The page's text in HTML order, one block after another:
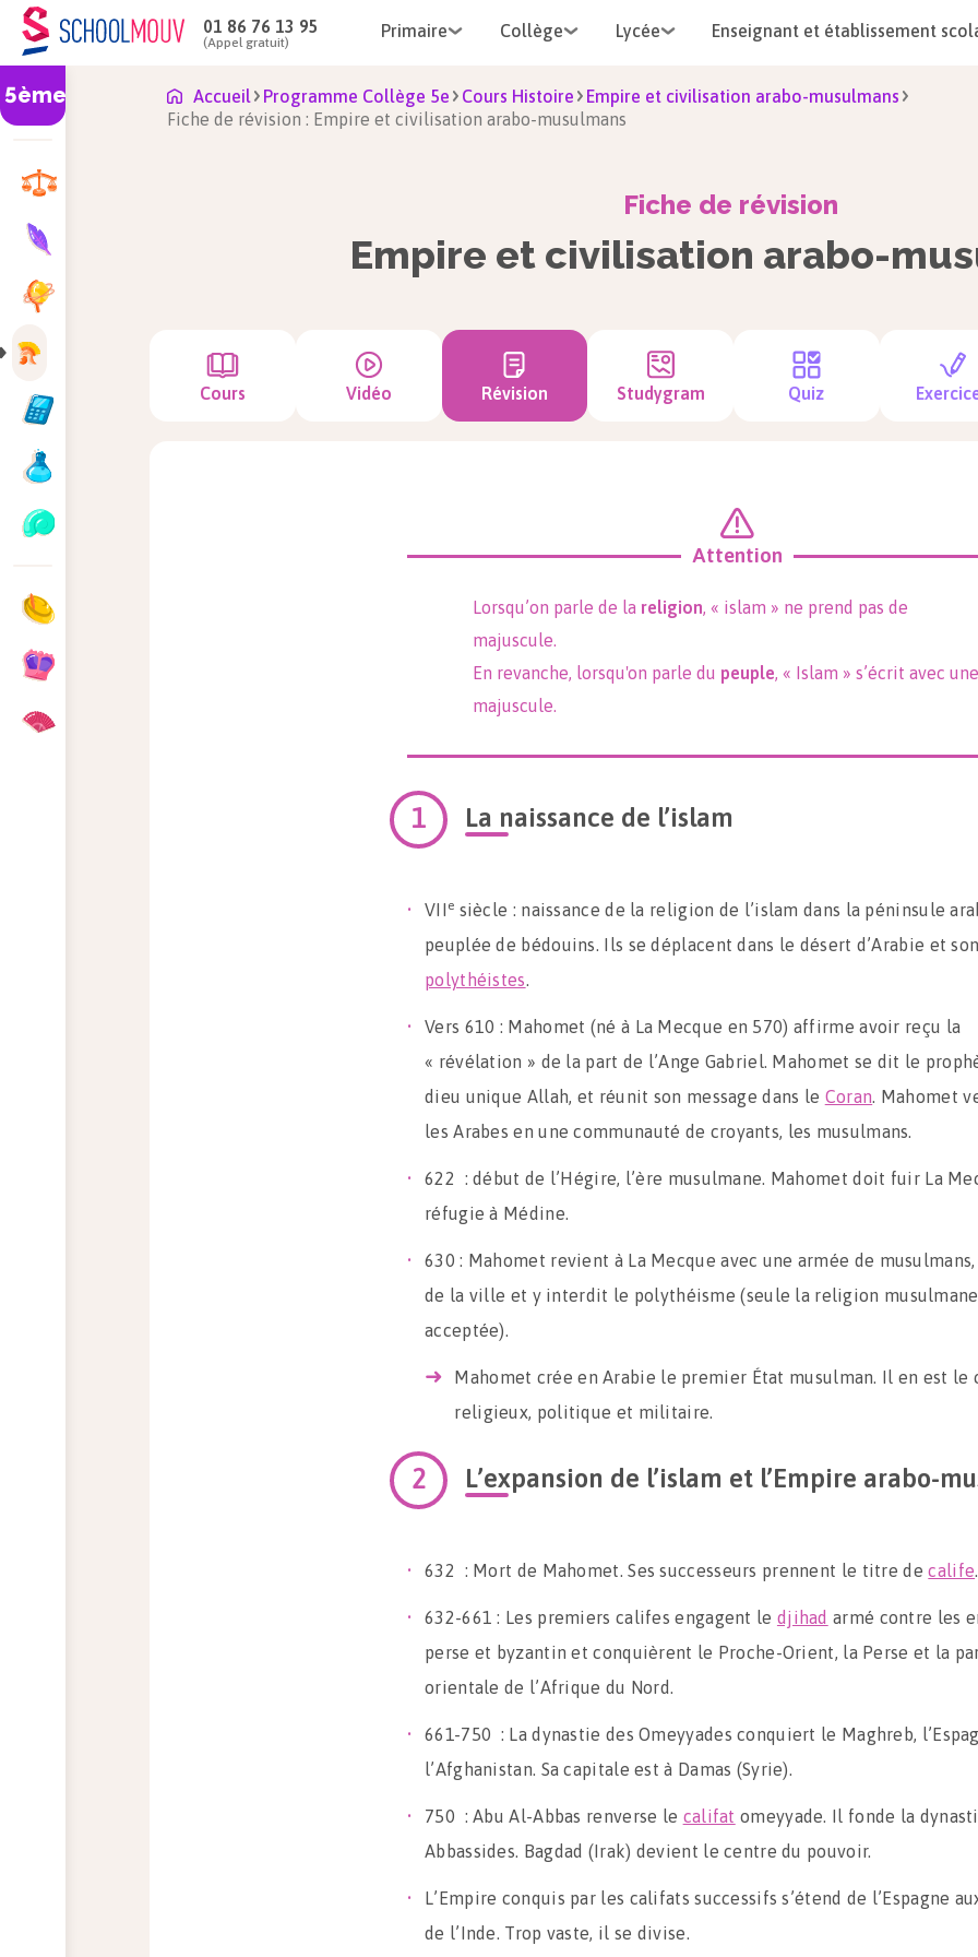
01 86 76 13 95
(Appel gratuit)
Primaire Collège Lycée Enseignant et établissement
5ème Accueil Programme Collège 5e Cours Histoire
Empire et civilisation arabo-musulmans
Fiche de révision : Empire et civilisation arabo-musulmans
Fiche de révision
Empire et civilisation arabo-
Cours Vidéo Révision Studygram Quiz
Attention
Lorsqu’on parle de la religion, « islam » ne prend pas de
majuscule.
En revanche, lorsqu'on parle du peuple, « Islam » s’écrit avec une
majuscule.
La naissance de l’islam
VII e siècle : naissance de la religion de l’islam dans la péninsule
peuplée de bédouins. Ils se déplacent dans le désert d’Arabie et
polythéistes.
Vers 610 : Mahomet (né à La Mecque en 570) affirme avoir reçu la
« révélation » de la part de l’Ange Gabriel. Mahomet se dit le
dieu unique Allah, et réunit son message dans le Coran. Mahomet
les Arabes en une communauté de croyants, les musulmans.
622 : début de l’Hégire, l’ère musulmane. Mahomet doit fuir La
réfugie à Médine.
630 : Mahomet revient à La Mecque avec une armée de musulmans,
de la ville et y interdit le polythéisme (seule la religion
acceptée).
Mahomet crée en Arabie le premier État musulman. Il en est le
religieux, politique et militaire.
L’expansion de l’islam et l’Empire arabo-
632 : Mort de Mahomet. Ses successeurs prennent le titre decalife.
632-661 : Les premiers califes engagent le djihad armé contre les
perse et byzantin et conquièrent le Proche-Orient, la Perse et la
orientale de l’Afrique du Nord.
661-750 : La dynastie des Omeyyades conquiert le Maghreb,
l’Afghanistan. Sa capitale est à Damas (Syrie).
750 : Abu Al-Abbas renverse le califat omeyyade. Il fonde la
Abbassides. Bagdad (Irak) devient le centre du pouvoir.
L’Empire conquis par les califats successifs s’étend de l’Espagne
de l’Inde. Trop vaste, il se divise.